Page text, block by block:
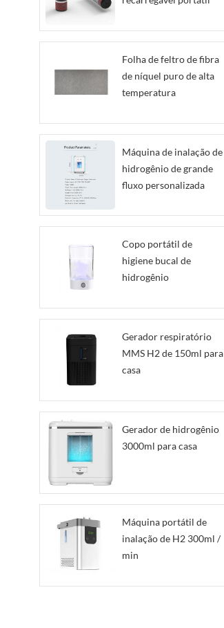
Folha de feltro de fibra
de níquel puro de alta
temperatura
Máquina de inalação de
hidrogênio de grande
fluxo personalizada
Copo portátil de
higiene bucal de
hidrogênio
Gerador respiratório
MMS H2 de 150ml para
casa
Gerador de hidrogênio
3000ml para casa
Máquina portátil de
inalação de H2 300ml /
min